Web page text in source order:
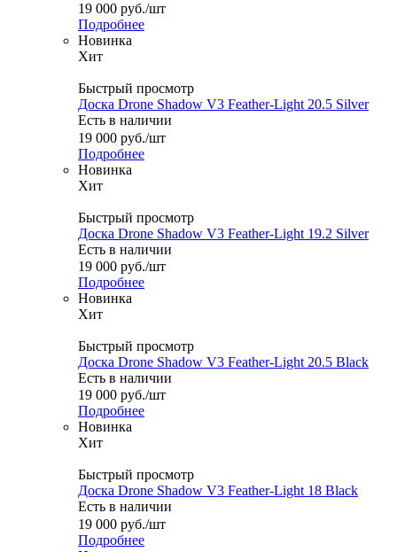
19 000 руб./шт
Подробнее
Новинка
Хит
Быстрый просмотр
Доска Drone Shadow V3 Feather-Light 20.5 Silver
Есть в наличии
19 000 руб./шт
Подробнее
Новинка
Хит
Быстрый просмотр
Доска Drone Shadow V3 Feather-Light 19.2 Silver
Есть в наличии
19 000 руб./шт
Подробнее
Новинка
Хит
Быстрый просмотр
Доска Drone Shadow V3 Feather-Light 20.5 Black
Есть в наличии
19 000 руб./шт
Подробнее
Новинка
Хит
Быстрый просмотр
Доска Drone Shadow V3 Feather-Light 18 Black
Есть в наличии
19 000 руб./шт
Подробнее